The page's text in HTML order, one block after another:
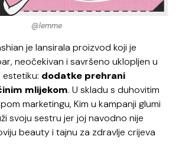
@lemme
je lansirala proizvod koji je
neočekivan i savršeno uklopljen u
estetiku: dodatke prehrani
mlijekom. U skladu s duhovitim
marketingu, Kim u kampanji glumi
svoju sestru jer joj navodno nije
beauty i tajnu za zdravlje crijeva